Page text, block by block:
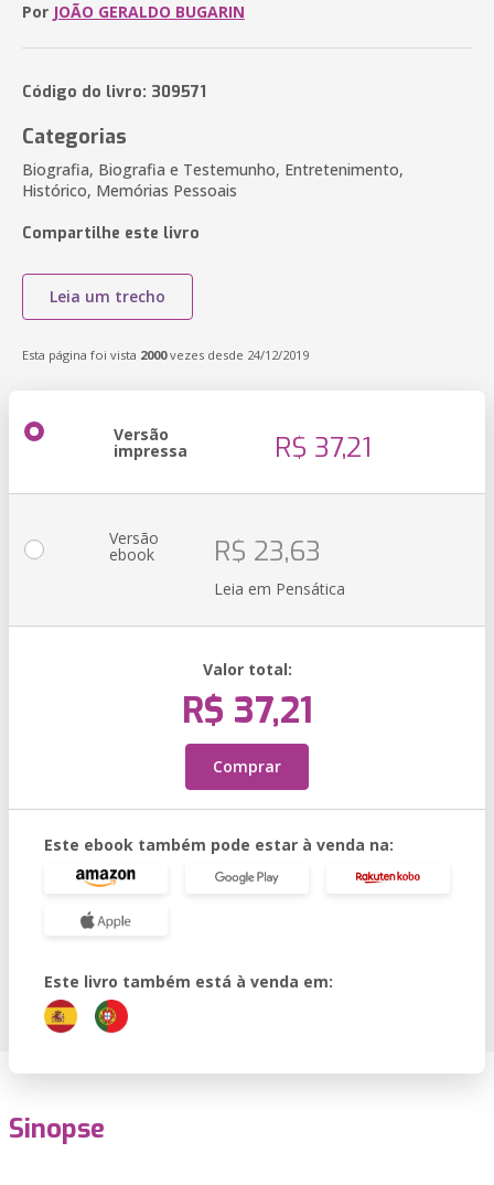
Por JOÃO GERALDO BUGARIN
Código do livro: 309571
Categorias
Biografia, Biografia e Testemunho, Entretenimento,
Histórico, Memórias Pessoais
Compartilhe este livro
Leia um trecho
Esta página foi vista 2000vezes desde 24/12/2019
Versão
impressa R$ 37,21
Versão
ebook R$ 23,63
Leia em Pensática
Valor total:
R$ 37,21
Comprar
Este ebook também pode estar à venda na:
Este livro também está à venda em:
Sinopse